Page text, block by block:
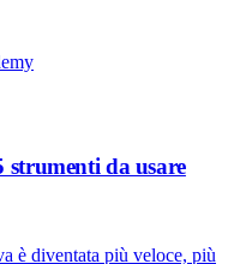
strumenti da usare
è diventata più veloce, più